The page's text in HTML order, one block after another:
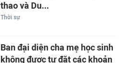
thao và Du...
Thời sự
Ban đại diện cha mẹ học sinh
không được tự đặt các khoản